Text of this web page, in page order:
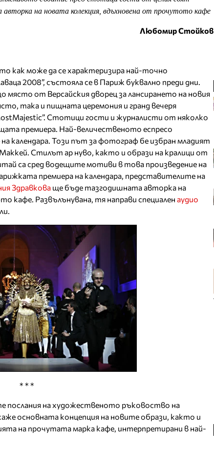
на новата колекция, вдъхновена от прочутото кафе
Любомир Стойков
как може да се характеризира най-точно
2008”, състояла се в Париж буквално преди дни.
място от Версайския дворец за лансирането на новия
така и пищната церемония и гранд вечеря
Стотици гости и журналисти от няколко
премиера. Най-величественото еспресо
календара. Този път за фотограф бе избран младият
Стилът ар нуво, както и образи на кралици от
са сред водещите мотиви в това произведение на
премиера на календара, представителите на
Здравкова ще бъде тазгодишната авторка на
кафе. Развълънувана, тя направи специален аудио
* * *
послания на художественото ръковоство на
основната концепция на новите образи, както и
на прочутата марка кафе, интерпретирани в най-